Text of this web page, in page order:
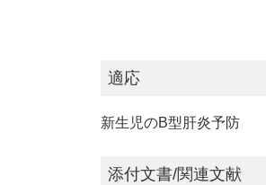
適応
新生児のB型肝炎予防
添付文書/関連文献